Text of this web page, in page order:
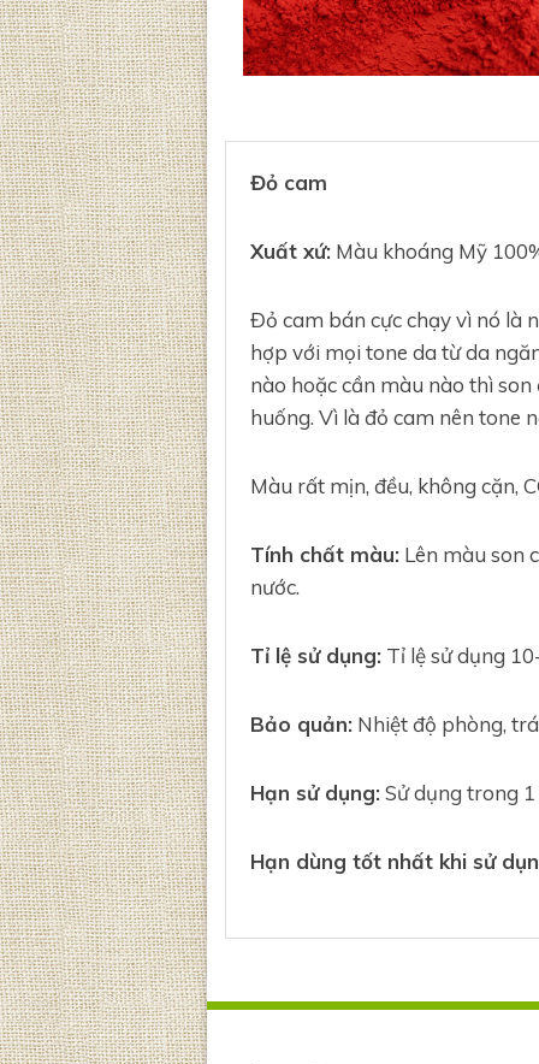
Đỏ cam
Xuất xứ: Màu khoáng Mỹ
Đỏ cam bán cực chạy vì nó là
hợp với mọi tone da từ da
nào hoặc cần màu nào thì
huống. Vì là đỏ cam nên tone
Màu rất mịn, đều, không cặn,
Tính chất màu: Lên màu son
nước.
Tỉ lệ sử dụng: Tỉ lệ sử dụng
Bảo quản: Nhiệt độ phòng,
Hạn sử dụng:Sử dụng trong
Hạn dùng tốt nhất khi sử